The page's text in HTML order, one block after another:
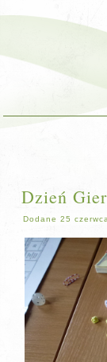
Dzień
Dodane 25